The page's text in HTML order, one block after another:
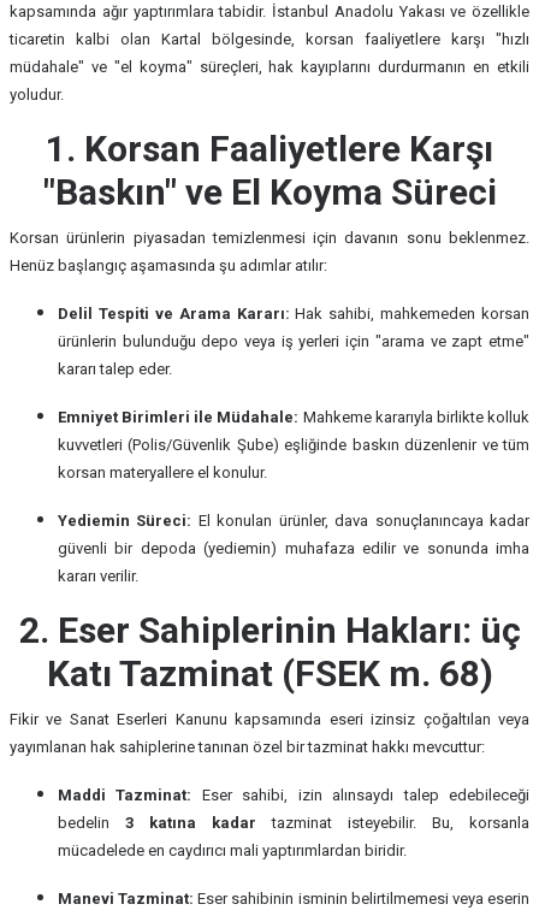
kapsamında ağır yaptırımlara tabidir. İstanbul Anadolu Yakası ve özellikle
ticaretin kalbi olan Kartal bölgesinde, korsan faaliyetlere karşı "hızlı
müdahale" ve "el koyma" süreçleri, hak kayıplarını durdurmanın en etkili
yoludur.
1. Korsan Faaliyetlere Karşı
"Baskın" ve El Koyma Süreci
Korsan ürünlerin piyasadan temizlenmesi için davanın sonu beklenmez.
Henüz başlangıç aşamasında şu adımlar atılır:
Delil Tespiti ve Arama Kararı: Hak sahibi, mahkemeden korsan
ürünlerin bulunduğu depo veya iş yerleri için "arama ve zapt etme"
kararı talep eder.
Emniyet Birimleri ile Müdahale: Mahkeme kararıyla birlikte kolluk
kuvvetleri (Polis/Güvenlik Şube) eşliğinde baskın düzenlenir ve tüm
korsan materyallere el konulur.
Yediemin Süreci: El konulan ürünler, dava sonuçlanıncaya kadar
güvenli bir depoda (yediemin) muhafaza edilir ve sonunda imha
kararı verilir.
2. Eser Sahiplerinin Hakları: üç
Katı Tazminat (FSEK m. 68)
Fikir ve Sanat Eserleri Kanunu kapsamında eseri izinsiz çoğaltılan veya
yayımlanan hak sahiplerine tanınan özel bir tazminat hakkı mevcuttur:
Maddi Tazminat: Eser sahibi, izin alınsaydı talep edebileceği
bedelin 3 katına kadar tazminat isteyebilir. Bu, korsanla
mücadelede en caydırıcı mali yaptırımlardan biridir.
Manevi Tazminat: Eser sahibinin isminin belirtilmemesi veya eserin